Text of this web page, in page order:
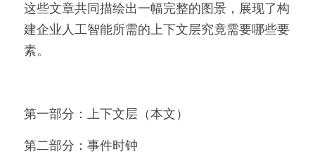
这些文章共同描绘出一幅完整的图景，展现了构
建企业人工智能所需的上下文层究竟需要哪些要
素。
第一部分：上下文层（本文）
第二部分：事件时钟